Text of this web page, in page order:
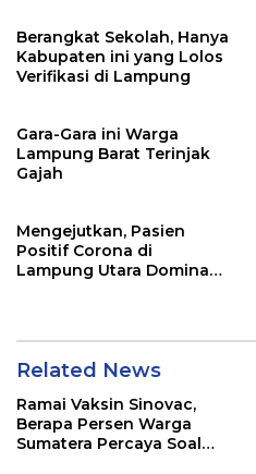
Berangkat Sekolah, Hanya
Kabupaten ini yang Lolos
Verifikasi di Lampung
Gara-Gara ini Warga
Lampung Barat Terinjak
Gajah
Mengejutkan, Pasien
Positif Corona di
Lampung Utara Dominan
Related News
Ramai Vaksin Sinovac,
Berapa Persen Warga
Sumatera Percaya Soal